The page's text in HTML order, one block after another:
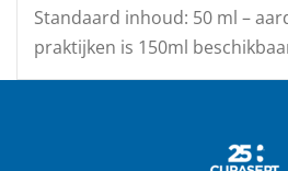
Standaard inhoud: 50 ml –
praktijken is 150ml